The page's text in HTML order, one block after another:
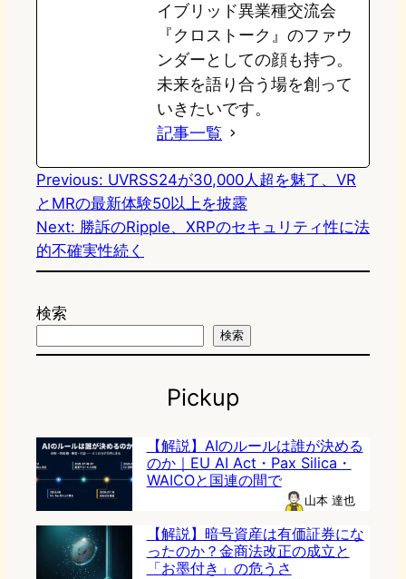
イブリッド異業種交流会
『クロストーク』のファウ
ンダーとしての顔も持つ。
未来を語り合う場を創って
いきたいです。
記事一覧
Previous: UVRSS24が30,000人超を魅了、VR
とMRの最新体験50以上を披露
Next: 勝訴のRipple、XRPのセキュリティ性に法
的不確実性続く
検索
検索
Pickup
【解説】AIのルールは誰が決める
のか｜EU AI Act・Pax Silica・
WAICOと国連の間で
山本 達也
【解説】暗号資産は有価証券にな
ったのか？金商法改正の成立と
「お墨付き」の危うさ